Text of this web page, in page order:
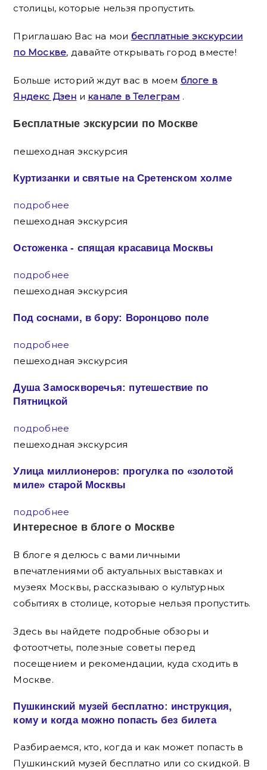
столицы, которые нельзя пропустить.
Приглашаю Вас на мои бесплатные экскурсии
по Москве, давайте открывать город вместе!
Больше историй ждут вас в моем блоге в
Яндекс Дзен и канале в Телеграм .
Бесплатные экскурсии по Москве
пешеходная экскурсия
Куртизанки и святые на Сретенском холме
подробнее
пешеходная экскурсия
Остоженка - спящая красавица Москвы
подробнее
пешеходная экскурсия
Под соснами, в бору: Воронцово поле
подробнее
пешеходная экскурсия
Душа Замоскворечья: путешествие по
Пятницкой
подробнее
пешеходная экскурсия
Улица миллионеров: прогулка по «золотой
миле» старой Москвы
подробнее
Интересное в блоге о Москве
В блоге я делюсь с вами личными
впечатлениями об актуальных выставках и
музеях Москвы, рассказываю о культурных
событиях в столице, которые нельзя пропустить.
Здесь вы найдете подробные обзоры и
фотоотчеты, полезные советы перед
посещением и рекомендации, куда сходить в
Москве.
Пушкинский музей бесплатно: инструкция,
кому и когда можно попасть без билета
Разбираемся, кто, когда и как может попасть в
Пушкинский музей бесплатно или со скидкой. В